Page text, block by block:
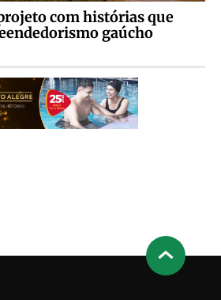
com histórias que
gaúcho